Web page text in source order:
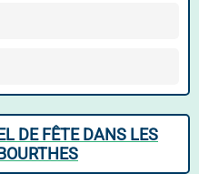
DE FÊTE DANS LES